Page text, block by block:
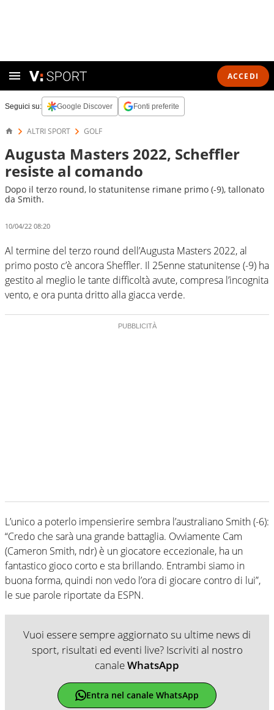
ACCEDI
Seguici su: Google Discover Fonti preferite
ALTRI SPORT GOLF
Augusta Masters 2022, Scheffler
resiste al comando
Dopo il terzo round, lo statunitense rimane primo (-9), tallonato
da Smith.
10/04/22 08:20
Al termine del terzo round dell’Augusta Masters 2022, al
primo posto c’è ancora Sheffler. Il 25enne statunitense (-9) ha
gestito al meglio le tante difficoltà avute, compresa l’incognita
vento, e ora punta dritto alla giacca verde.
L’unico a poterlo impensierire sembra l’australiano Smith (-6):
“Credo che sarà una grande battaglia. Ovviamente Cam
(Cameron Smith, ndr) è un giocatore eccezionale, ha un
fantastico gioco corto e sta brillando. Entrambi siamo in
buona forma, quindi non vedo l’ora di giocare contro di lui”,
le sue parole riportate da ESPN.
Vuoi essere sempre aggiornato su ultime news di
sport, risultati ed eventi live? Iscriviti al nostro
canaleWhatsApp
Entra nel canale WhatsApp